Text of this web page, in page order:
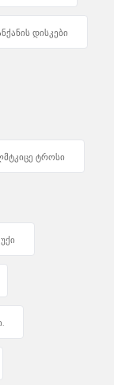
დისკები
ტროსი